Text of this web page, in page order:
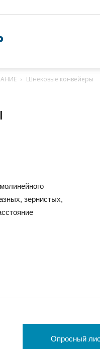
в
Шнековые конвейеры
зернистых,
Опросный